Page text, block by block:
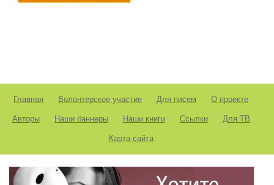
Главная Волонтерское участие Для писем О проекте
Авторы Наши баннеры Наши книги Ссылки Для ТВ
Карта сайта